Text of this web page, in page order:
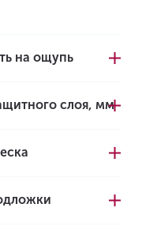
на ощупь
слоя, мм